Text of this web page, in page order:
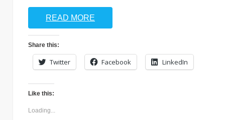
READ MORE
Share this:
Twitter Facebook LinkedIn
Like this:
Loading...